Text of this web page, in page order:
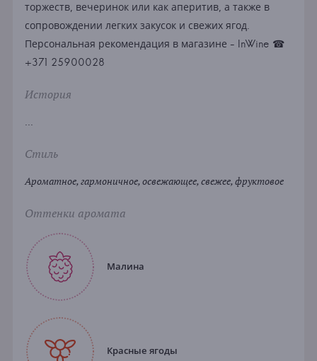
торжеств, вечеринок или как аперитив, а также в
сопровождении легких закусок и свежих ягод.
Персональная рекомендация в магазине - InWine ☎
+371 25900028
История
...
Стиль
Ароматное, гармоничное, освежающее, свежее, фруктовое
Оттенки аромата
Малина
Красные ягоды